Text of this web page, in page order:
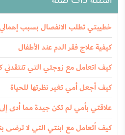
خطيبتي تطلب الانفصال بسبب
كيفية علاج فقر الدم عند الأطفال
كيف اتعامل مع زوجتي التي تنتقدني
كيف أجعل أمي تغير نظرتها للحياة
علاقتي بأمي لم تكن جيدة مما أدى
كيف أتعامل مع ابنتي التي لا ترضى